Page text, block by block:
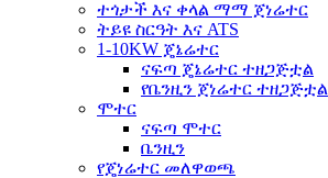
ተጎታች እና ቀላል ማማ ጀነሬተር
ትይዩ ስርዓት እና ATS
1-10KW ጄኔሬተር
ናፍጣ ጄኔሬተር ተዘጋጅቷል
የቤንዚን ጀነሬተር ተዘጋጅቷል
ሞተር
ናፍጣ ሞተር
ቤንዚን
የጄነሬተር መለዋወጫ